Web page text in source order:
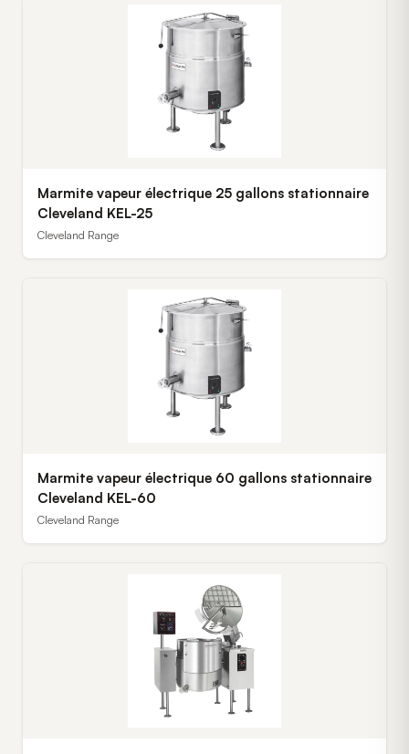
Marmite vapeur électrique 25 gallons stationnaire
Cleveland KEL-25
Cleveland Range
Marmite vapeur électrique 60 gallons stationnaire
Cleveland KEL-60
Cleveland Range